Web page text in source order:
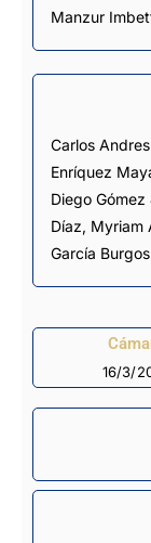
Manzur
Carlos Andres Trujillo Gonzalez, Carlos Eduardo
Enríquez
Diego Gómez
Díaz, Myriam
García Burgos
16/3/